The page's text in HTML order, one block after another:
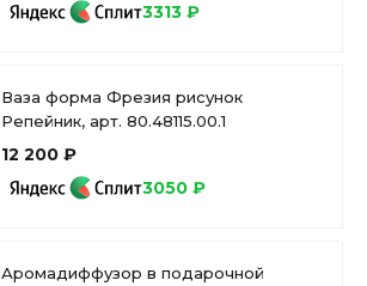
3313 ₽
Ваза форма Фрезия рисунок
Репейник, арт. 80.48115.00.1
12 200 ₽
3050 ₽
Аромадиффузор в подарочной